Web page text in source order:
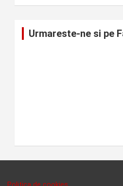
Urmareste-ne si pe